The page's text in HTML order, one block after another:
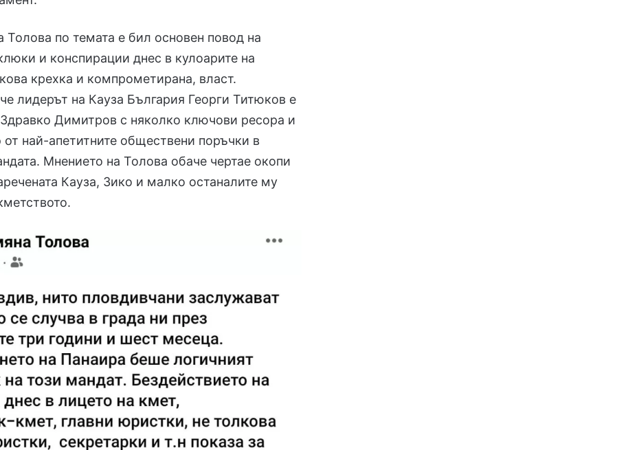
Толова по темата е бил основен повод на
и конспирации днес в кулоарите на
крехка и компрометирана, власт.
лидерът на Кауза България Георги Титюков е
Димитров с няколко ключови ресора и
от най-апетитните обществени поръчки в
Мнението на Толова обаче чертае окопи
Кауза, Зико и малко останалите му